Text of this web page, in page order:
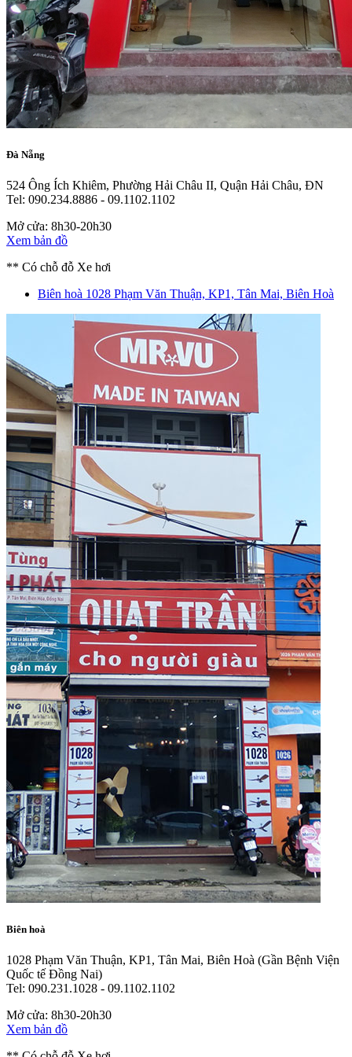
Đà Nẵng
524 Ông Ích Khiêm, Phường Hải Châu II, Quận Hải Châu, ĐN
Tel: 090.234.8886 - 09.1102.1102
Mở cửa: 8h30-20h30
Xem bản đồ
** Có chỗ đỗ Xe hơi
Biên hoà 1028 Phạm Văn Thuận, KP1, Tân Mai, Biên Hoà
Biên hoà
1028 Phạm Văn Thuận, KP1, Tân Mai, Biên Hoà (Gần Bệnh Viện
Quốc tế Đồng Nai)
Tel: 090.231.1028 - 09.1102.1102
Mở cửa: 8h30-20h30
Xem bản đồ